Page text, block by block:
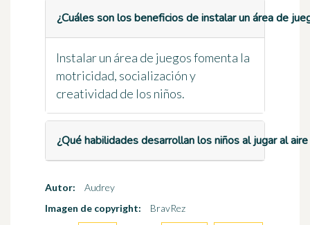
¿Cuáles son los beneficios de instalar un área de
Instalar un área de juegos fomenta la
motricidad, socialización y
creatividad de los niños.
¿Qué habilidades desarrollan los niños al jugar al
Autor:
Audrey
Imagen de copyright:
BravRez